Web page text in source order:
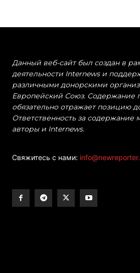
Данный веб-сайт был создан в
деятельности Internews и
различными донорскими
Европейский Союз. Содержание
обязательно отражает позицию
Ответственность за содержание
авторы и Internews.
Свяжитесь с нами: